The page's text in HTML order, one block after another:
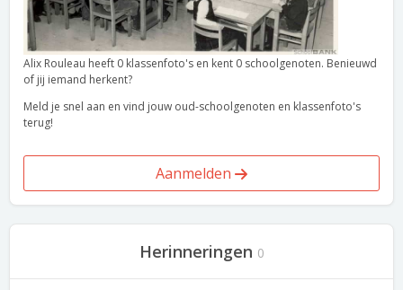
Alix Rouleau heeft 0 klassenfoto's en kent 0 schoolgenoten. Benieuwd
of jij iemand herkent?
Meld je snel aan en vind jouw oud-schoolgenoten en klassenfoto's
terug!
Aanmelden
Herinneringen 0